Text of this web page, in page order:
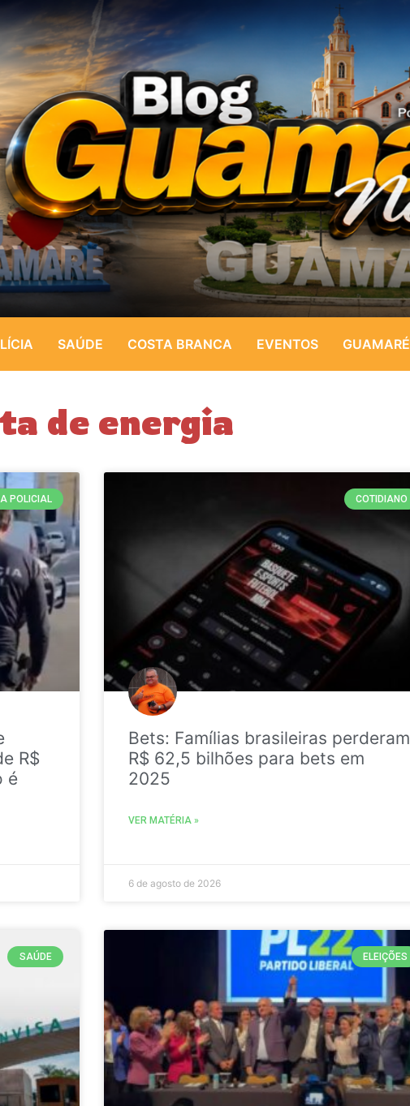
SAÚDE COSTA BRANCA EVENTOS GUAMARÉ
de energia
POLICIAL
R$
é
COTIDIANO
Bets: Famílias brasileiras perderam
R$ 62,5 bilhões para bets em
2025
VER MATÉRIA »
6 de agosto de 2026
SAÚDE ELEIÇÕES